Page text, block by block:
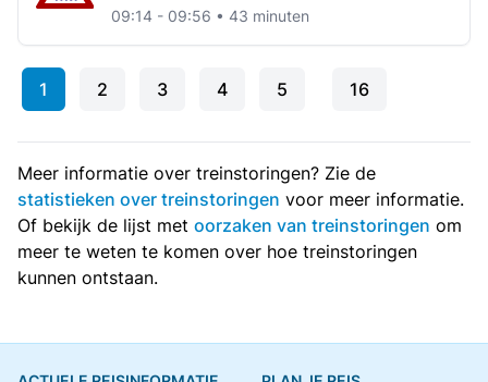
09:14 - 09:56 • 43 minuten
1 2 3 4 5 16
Meer informatie over treinstoringen? Zie de
statistieken over treinstoringen voor meer informatie.
Of bekijk de lijst met oorzaken van treinstoringen om
meer te weten te komen over hoe treinstoringen
kunnen ontstaan.